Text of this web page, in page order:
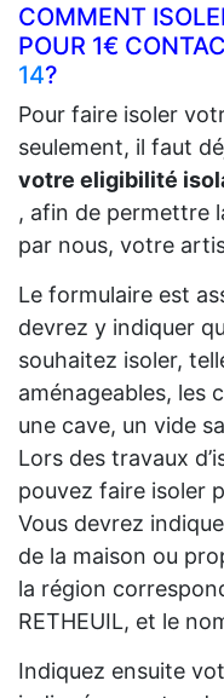
COMMENT
POUR 1€
14?
Pour faire isoler
seulement, il faut
votre eligibilité
, afin de permettre
par nous, votre
Le formulaire est
devrez y indiquer
souhaitez isoler,
aménageables, les
une cave, un vide
Lors des travaux
pouvez faire isoler
Vous devrez
de la maison ou
la région
RETHEUIL, et le
Indiquez ensuite